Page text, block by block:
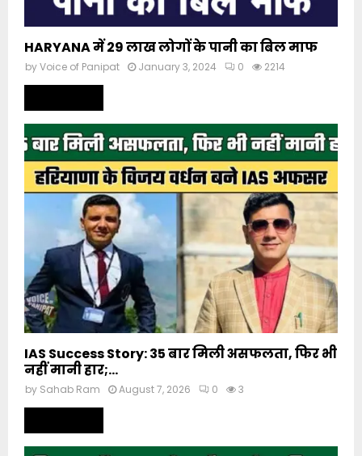
HARYANA में 29 लाख लोगों के पानी का बिल माफ
byVoice of Panipat January 3, 2024 0 2214
IAS Success Story: 35 बार मिली असफलता, फिर भी
नहीं मानी हार;...
by Sahab Ram August 7, 2026 0 3